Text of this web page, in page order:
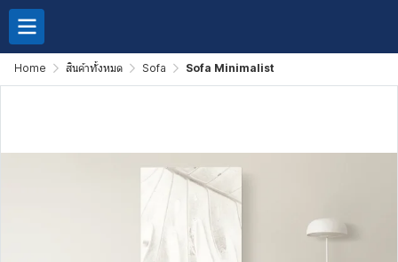
Home สินค้าทั้งหมด Sofa Sofa Minimalist